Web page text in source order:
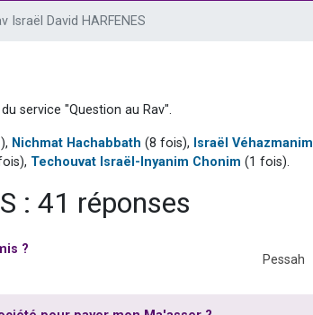
Israël David HARFENES
service "Question au Rav".
Nichmat Hachabbath (8 fois), Israël Véhazmanim
Techouvat Israël-Inyanim Chonim (1 fois).
: 41 réponses
?
Pessah